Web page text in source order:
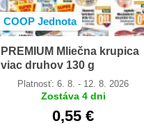
COOP Jednota
PREMIUM Mliečna krupica
viac druhov 130 g
Platnosť: 6. 8. - 12. 8. 2026
Zostáva 4 dni
0,55 €